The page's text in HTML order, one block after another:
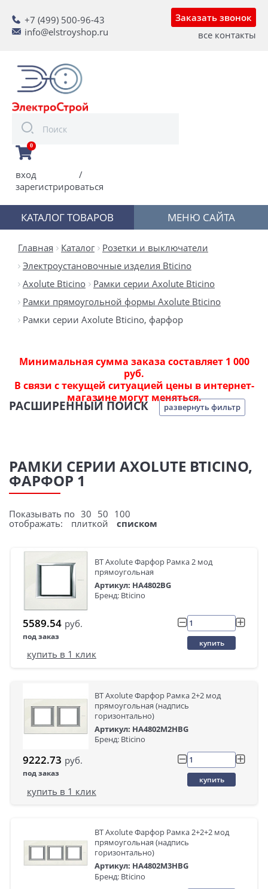
+7 (499) 500-96-43
info@elstroyshop.ru
Заказать звонок
все контакты
0
вход
/
зарегистрироваться
КАТАЛОГ ТОВАРОВ МЕНЮ САЙТА
Главная Каталог
Розетки и выключатели
Электроустановочные изделия Bticino
Axolute Bticino
Рамки серии Axolute Bticino
Рамки прямоугольной формы Axolute Bticino
Рамки серии Axolute Bticino, фарфор
Минимальная сумма заказа составляет 1 000
руб.
В связи с текущей ситуацией цены в интернет-
магазине могут меняться.
РАСШИРЕННЫЙ ПОИСК развернуть фильтр
РАМКИ СЕРИИ AXOLUTE BTICINO,
ФАРФОР 1
Показывать по 30 50 100
отображать:
плиткой списком
BT Axolute Фарфор Рамка 2 мод
прямоугольная
Артикул: HA4802BG
Бренд: Bticino
5589.54 руб.
под заказ
купить
купить в 1 клик
BT Axolute Фарфор Рамка 2+2 мод
прямоугольная (надпись
горизонтально)
Артикул: HA4802M2HBG
Бренд: Bticino
9222.73 руб.
под заказ
купить
купить в 1 клик
BT Axolute Фарфор Рамка 2+2+2 мод
прямоугольная (надпись
горизонтально)
Артикул: HA4802M3HBG
Бренд: Bticino